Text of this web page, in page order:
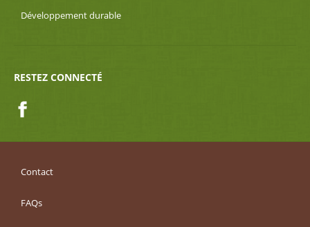
Développement durable
RESTEZ CONNECTÉ
Contact
FAQs